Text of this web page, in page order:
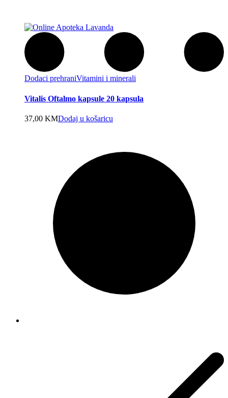
Dodaci prehraniVitamini i minerali
Vitalis Oftalmo kapsule 20 kapsula
37,00 KMDodaj u košaricu